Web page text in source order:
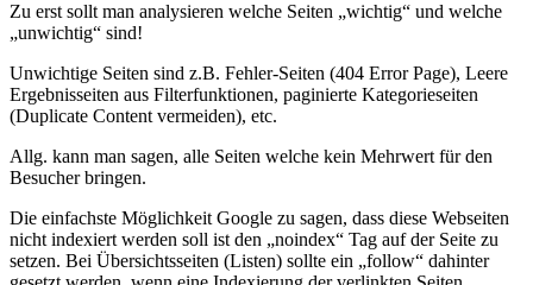
Zu erst sollt man analysieren welche Seiten „wichtig“ und welche
„unwichtig“ sind!
Unwichtige Seiten sind z.B. Fehler-Seiten (404 Error Page), Leere
Ergebnisseiten aus Filterfunktionen, paginierte Kategorieseiten
(Duplicate Content vermeiden), etc.
Allg. kann man sagen, alle Seiten welche kein Mehrwert für den
Besucher bringen.
Die einfachste Möglichkeit Google zu sagen, dass diese Webseiten
nicht indexiert werden soll ist den „noindex“ Tag auf der Seite zu
setzen. Bei Übersichtsseiten (Listen) sollte ein „follow“ dahinter